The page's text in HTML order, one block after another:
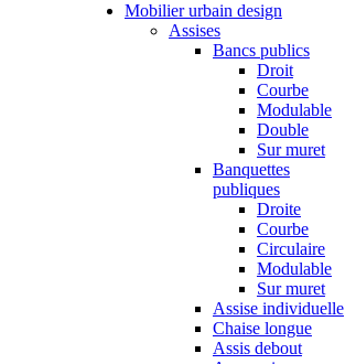
Mobilier urbain design
Assises
Bancs publics
Droit
Courbe
Modulable
Double
Sur muret
Banquettes
publiques
Droite
Courbe
Circulaire
Modulable
Sur muret
Assise individuelle
Chaise longue
Assis debout